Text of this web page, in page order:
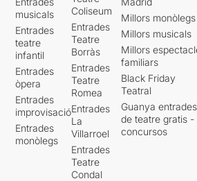
musicals
Entrades
teatre
infantil
Entrades
òpera
Entrades
improvisació
Entrades
monòlegs
Coliseum
Entrades
Teatre
Borràs
Entrades
Teatre
Romea
Entrades
La
Villarroel
Entrades
Teatre
Condal
Millors monòlegs
Millors musicals
Millors
familiars
Black Friday
Teatral
Guanya entrades
de teatre gratis -
concursos